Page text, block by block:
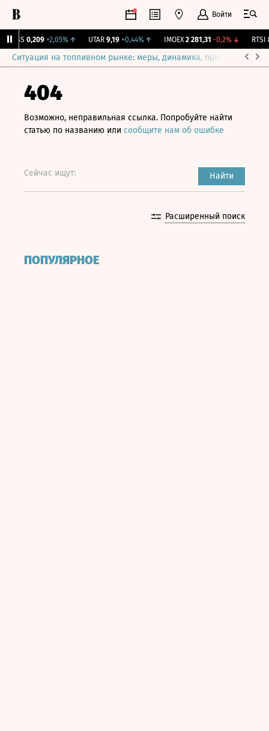
Войти
0,209 +2,05%↑ UTAR 9,19 +0,44%↑ IMOEX 2 281,31 -0,2%↓ RTSI
Ситуация на топливном рынке: меры, динамика, прогнозы
404
Возможно, неправильная ссылка. Попробуйте найти
статью по названию или сообщите нам об ошибке
Сейчас ищут: Найти
Расширенный поиск
ПОПУЛЯРНОЕ